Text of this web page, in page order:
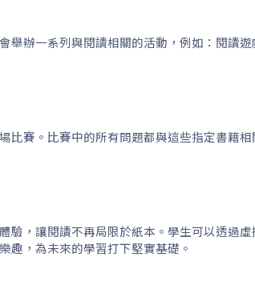
辦一系列與閱讀相關的活動，例如：閱讀
賽。比賽中的所有問題都與這些指定書籍
，讓閱讀不再局限於紙本。學生可以透過
趣，為未來的學習打下堅實基礎。